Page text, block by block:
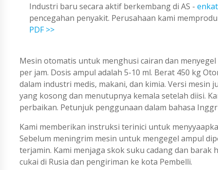
Industri baru secara aktif berkembang di AS -
pencegahan penyakit. Perusahaan kami
PDF >>
Mesin otomatis untuk menghusi cairan dan
per jam. Dosis ampul adalah 5-10 ml. Berat 450 kg
dalam industri medis, makani, dan kimia. Versi
yang kosong dan menutupnya kemala setelah diisi.
perbaikan. Petunjuk penggunaan dalam bahasa
Kami memberikan instruksi terinici untuk
Sebelum meningrim mesin untuk mengegel ampul
terjamin. Kami menjaga skok suku cadang dan
cukai di Rusia dan pengiriman ke kota Pembelli.